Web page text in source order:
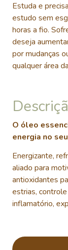
Estuda e
estudo sem
horas a fio.
deseja
por mudanças
qualquer área
O óleo
energia no
Energizante,
aliado para
antioxidantes
estrias,
inflamatório,